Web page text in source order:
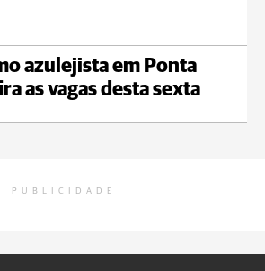
azulejista em Ponta
as vagas desta sexta
PUBLICIDADE